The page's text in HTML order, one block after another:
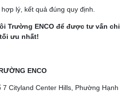
lý, kết quả đúng quy định.
Trường ENCO để được tư vấn chi
ưu nhất!
ENCO
Cityland Center Hills, Phường Hạnh